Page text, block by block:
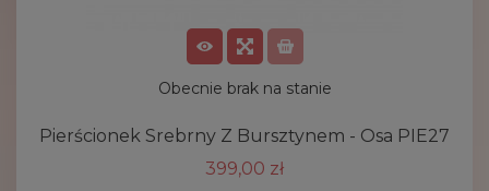
Obecnie brak na stanie
Pierścionek Srebrny Z Bursztynem - Osa PIE27
399,00 zł